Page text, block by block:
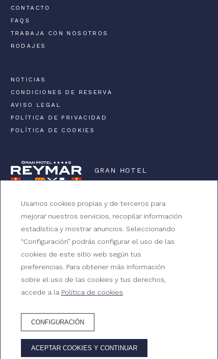
CONTACTO
FAQS
TRABAJA CON NOSOTROS
RODAJES
NOTICIAS
CONDICIONES DE RESERVA
AVISO LEGAL
POLÍTICA DE PRIVACIDAD
POLÍTICA DE COOKIES
GRAN HOTEL
REYMAR
Av. Mar Menuda, s/n, 17320 Tossa de Mar, Girona
+34 972 340 312
HG-000174
© 2026 Gran Hotel Reymar
Desarrollado porGNA Hotel Solutions
Usamos cookies propias y de terceros para
mejorar nuestros servicios, recopilar información
estadística y mostrar anuncios. Seleccionando
“Configuración” podrás configurar el uso de las
cookies de este sitio web según tus
preferencias. Para obtener más información
sobre el uso de las cookies y tus derechos,
accede a la Política de cookies
CONFIGURACIÓN
ACEPTAR COOKIES Y CONTINUAR